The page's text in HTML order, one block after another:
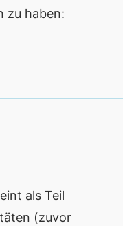
zu haben:
als Teil
(zuvor